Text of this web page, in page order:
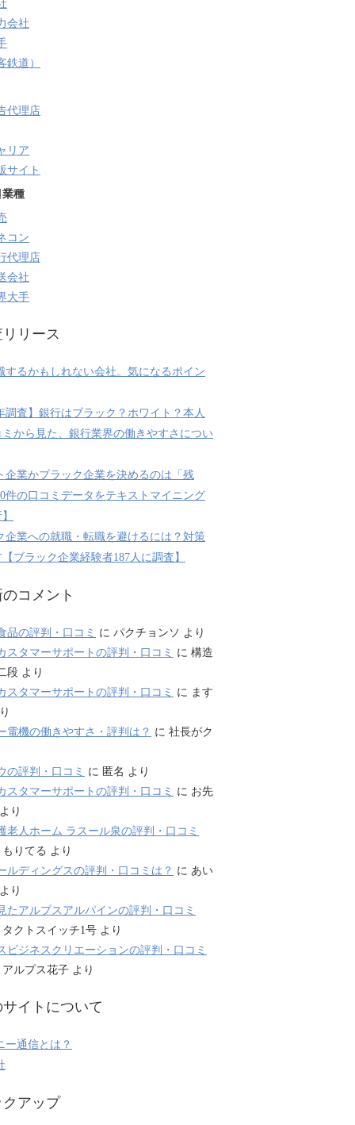
会社
鉄道）
代理店
リア
サイト
業種
コン
代理店
会社
大手
リース
するかもしれない会社。気になるポイン
調査】銀行はブラック？ホワイト？本人
から見た、銀行業界の働きやすさについ
企業かブラック企業を決めるのは「残
件の口コミデータをテキストマイニング
企業への就職・転職を避けるには？対策
ブラック企業経験者187人に調査】
コメント
品の評判・口コミ に パクチョンソ より
スタマーサポートの評判・口コミ に 構造
段 より
スタマーサポートの評判・口コミ に ます
電機の働きやすさ・評判は？ に 社長がク
の評判・口コミ に 匿名 より
スタマーサポートの評判・口コミ に お先
り
老人ホーム ラスール泉の評判・口コミ
もりてる より
ルディングスの評判・口コミは？ に あい
り
たアルプスアルパインの評判・口コミ
タクトスイッチ1号 より
ビジネスクリエーションの評判・口コミ
アルプス花子 より
イトについて
ー通信とは？
クアップ